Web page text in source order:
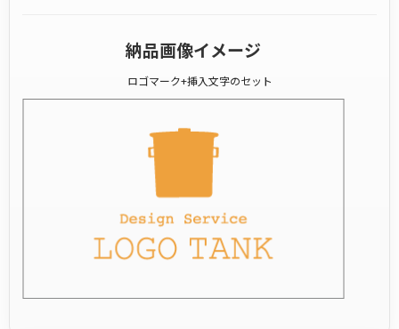
納品画像イメージ
ロゴマーク+挿入文字のセット